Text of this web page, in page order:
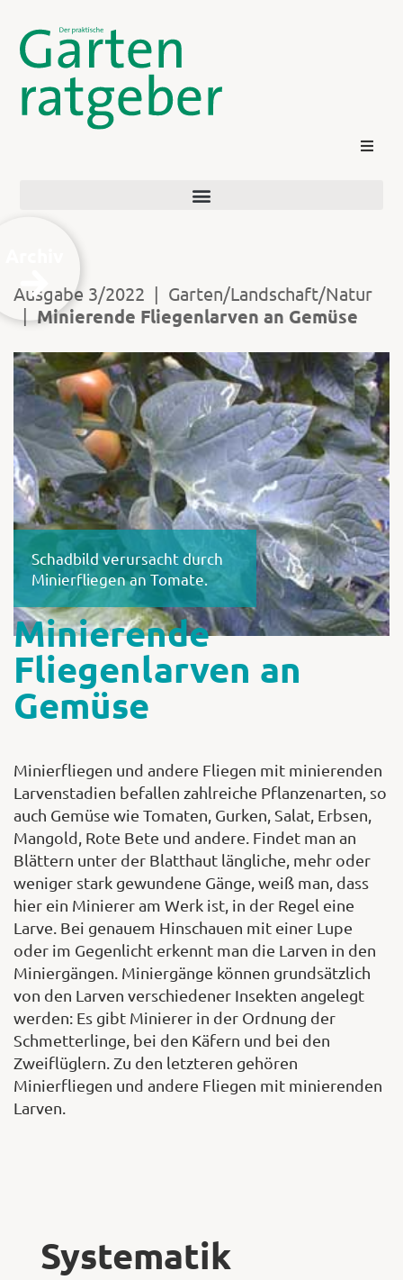
Kontakt
Login
Shop
Ausgabe 3/2022 | Garten/Landschaft/Natur
| Minierende Fliegenlarven an Gemüse
Schadbild verursacht durch
Minierfliegen an Tomate.
Minierende
Fliegenlarven an
Gemüse
Minierfliegen und andere Fliegen mit minierenden
Larvenstadien befallen zahlreiche Pflanzenarten, so
auch Gemüse wie Tomaten, Gurken, Salat, Erbsen,
Mangold, Rote Bete und andere. Findet man an
Blättern unter der Blatthaut längliche, mehr oder
weniger stark gewundene Gänge, weiß man, dass
hier ein Minierer am Werk ist, in der Regel eine
Larve. Bei genauem Hinschauen mit einer Lupe
oder im Gegenlicht erkennt man die Larven in den
Miniergängen. Miniergänge können grundsätzlich
von den Larven verschiedener Insekten angelegt
werden: Es gibt Minierer in der Ordnung der
Schmetterlinge, bei den Käfern und bei den
Zweiflüglern. Zu den letzteren gehören
Minierfliegen und andere Fliegen mit minierenden
Larven.
Systematik